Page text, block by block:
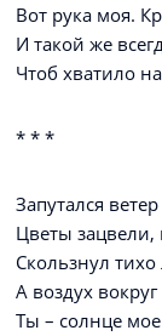
Вот рука моя.
И такой же
Чтоб хватило
* * *
Запутался
Цветы зацвели,
Скользнул
А воздух
Ты – солнце